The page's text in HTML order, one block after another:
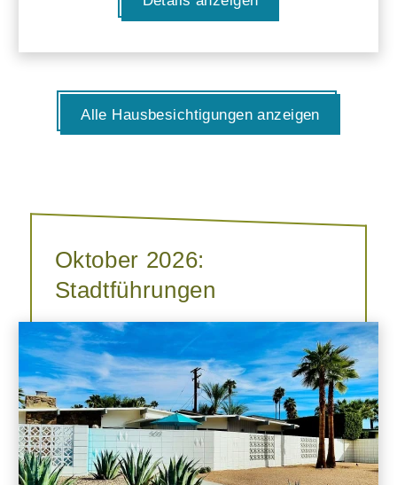
Alle Hausbesichtigungen anzeigen
Oktober 2026:
Stadtführungen